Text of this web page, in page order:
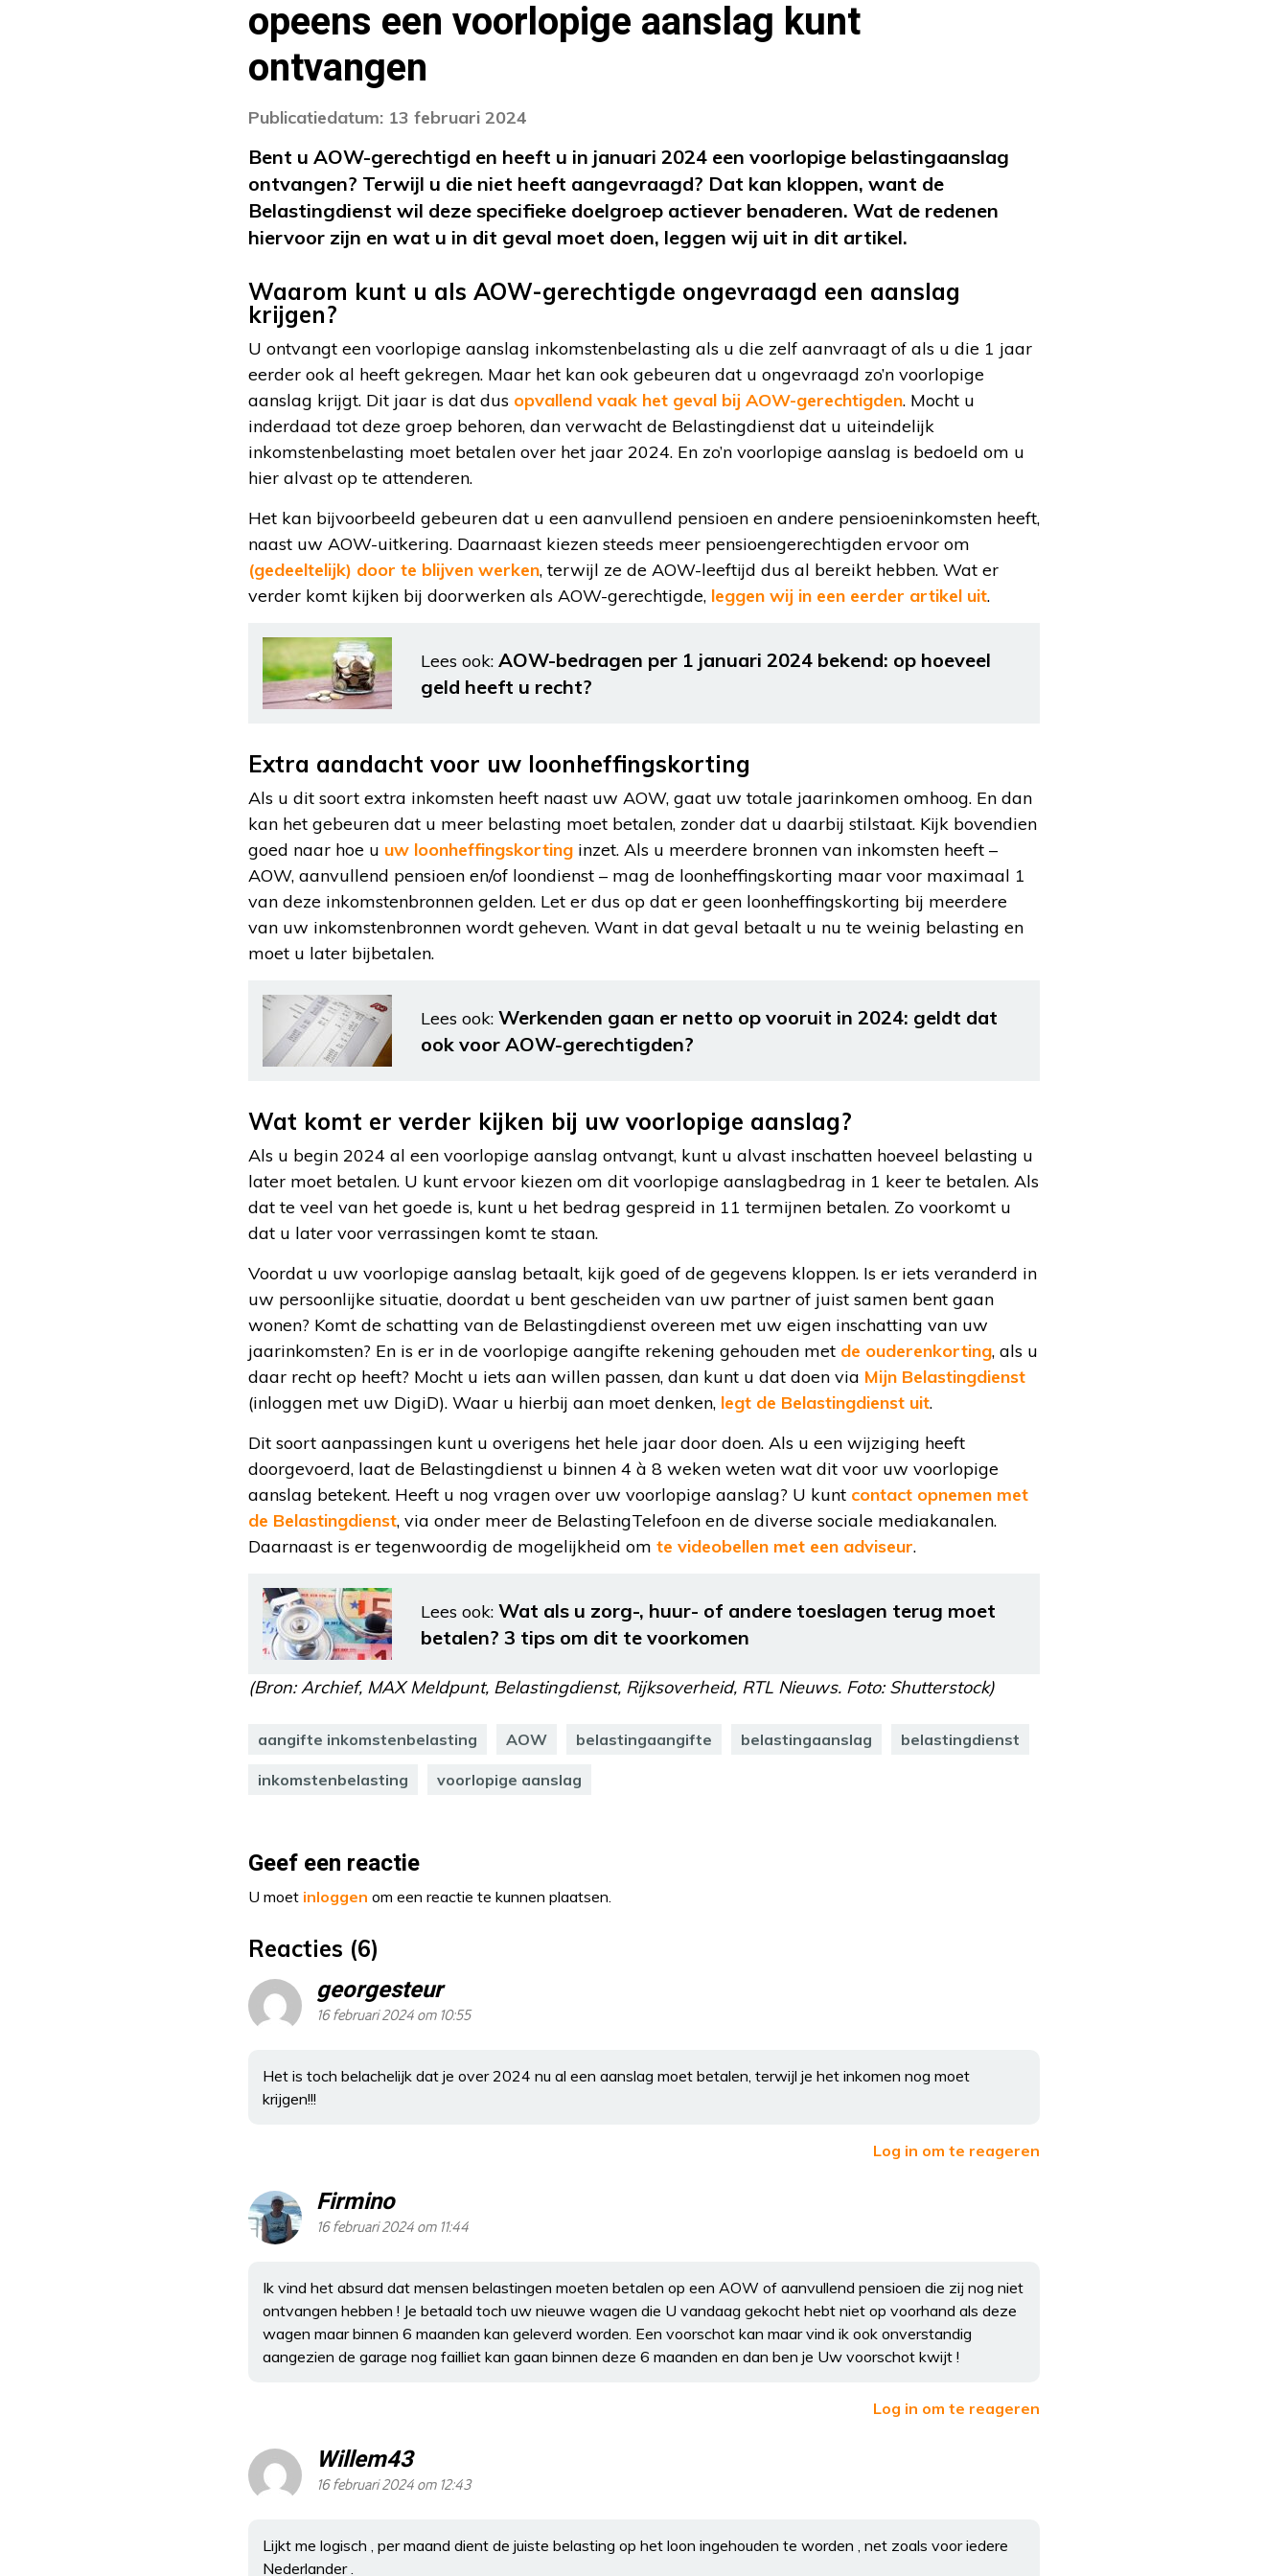
opeens een voorlopige aanslag kunt
ontvangen
Publicatiedatum: 13 februari 2024
Bent u AOW-gerechtigd en heeft u in januari 2024 een voorlopige belastingaanslag
ontvangen? Terwijl u die niet heeft aangevraagd? Dat kan kloppen, want de
Belastingdienst wil deze specifieke doelgroep actiever benaderen. Wat de redenen
hiervoor zijn en wat u in dit geval moet doen, leggen wij uit in dit artikel.
Waarom kunt u als AOW-gerechtigde ongevraagd een aanslag
krijgen?
U ontvangt een voorlopige aanslag inkomstenbelasting als u die zelf aanvraagt of als u die 1 jaar
eerder ook al heeft gekregen. Maar het kan ook gebeuren dat u ongevraagd zo’n voorlopige
aanslag krijgt. Dit jaar is dat dus opvallend vaak het geval bij AOW-gerechtigden. Mocht u
inderdaad tot deze groep behoren, dan verwacht de Belastingdienst dat u uiteindelijk
inkomstenbelasting moet betalen over het jaar 2024. En zo’n voorlopige aanslag is bedoeld om u
hier alvast op te attenderen.
Het kan bijvoorbeeld gebeuren dat u een aanvullend pensioen en andere pensioeninkomsten heeft,
naast uw AOW-uitkering. Daarnaast kiezen steeds meer pensioengerechtigden ervoor om
(gedeeltelijk) door te blijven werken, terwijl ze de AOW-leeftijd dus al bereikt hebben. Wat er
verder komt kijken bij doorwerken als AOW-gerechtigde, leggen wij in een eerder artikel uit.
Lees ook: AOW-bedragen per 1 januari 2024 bekend: op hoeveel
geld heeft u recht?
Extra aandacht voor uw loonheffingskorting
Als u dit soort extra inkomsten heeft naast uw AOW, gaat uw totale jaarinkomen omhoog. En dan
kan het gebeuren dat u meer belasting moet betalen, zonder dat u daarbij stilstaat. Kijk bovendien
goed naar hoe u uw loonheffingskorting inzet. Als u meerdere bronnen van inkomsten heeft –
AOW, aanvullend pensioen en/of loondienst – mag de loonheffingskorting maar voor maximaal 1
van deze inkomstenbronnen gelden. Let er dus op dat er geen loonheffingskorting bij meerdere
van uw inkomstenbronnen wordt geheven. Want in dat geval betaalt u nu te weinig belasting en
moet u later bijbetalen.
Lees ook: Werkenden gaan er netto op vooruit in 2024: geldt dat
ook voor AOW-gerechtigden?
Wat komt er verder kijken bij uw voorlopige aanslag?
Als u begin 2024 al een voorlopige aanslag ontvangt, kunt u alvast inschatten hoeveel belasting u
later moet betalen. U kunt ervoor kiezen om dit voorlopige aanslagbedrag in 1 keer te betalen. Als
dat te veel van het goede is, kunt u het bedrag gespreid in 11 termijnen betalen. Zo voorkomt u
dat u later voor verrassingen komt te staan.
Voordat u uw voorlopige aanslag betaalt, kijk goed of de gegevens kloppen. Is er iets veranderd in
uw persoonlijke situatie, doordat u bent gescheiden van uw partner of juist samen bent gaan
wonen? Komt de schatting van de Belastingdienst overeen met uw eigen inschatting van uw
jaarinkomsten? En is er in de voorlopige aangifte rekening gehouden met de ouderenkorting, als u
daar recht op heeft? Mocht u iets aan willen passen, dan kunt u dat doen via Mijn Belastingdienst
(inloggen met uw DigiD). Waar u hierbij aan moet denken, legt de Belastingdienst uit.
Dit soort aanpassingen kunt u overigens het hele jaar door doen. Als u een wijziging heeft
doorgevoerd, laat de Belastingdienst u binnen 4 à 8 weken weten wat dit voor uw voorlopige
aanslag betekent. Heeft u nog vragen over uw voorlopige aanslag? U kunt contact opnemen met
de Belastingdienst, via onder meer de BelastingTelefoon en de diverse sociale mediakanalen.
Daarnaast is er tegenwoordig de mogelijkheid om te videobellen met een adviseur.
Lees ook: Wat als u zorg-, huur- of andere toeslagen terug moet
betalen? 3 tips om dit te voorkomen
(Bron: Archief, MAX Meldpunt, Belastingdienst, Rijksoverheid, RTL Nieuws. Foto: Shutterstock)
aangifte inkomstenbelasting AOW belastingaangifte belastingaanslag belastingdienst
inkomstenbelasting voorlopige aanslag
Geef een reactie
U moet inloggen om een reactie te kunnen plaatsen.
Reacties (6)
georgesteur
16 februari 2024 om 10:55
Het is toch belachelijk dat je over 2024 nu al een aanslag moet betalen, terwijl je het inkomen nog moet
krijgen!!!
Log in om te reageren
Firmino
16 februari 2024 om 11:44
Ik vind het absurd dat mensen belastingen moeten betalen op een AOW of aanvullend pensioen die zij nog niet
ontvangen hebben ! Je betaald toch uw nieuwe wagen die U vandaag gekocht hebt niet op voorhand als deze
wagen maar binnen 6 maanden kan geleverd worden. Een voorschot kan maar vind ik ook onverstandig
aangezien de garage nog failliet kan gaan binnen deze 6 maanden en dan ben je Uw voorschot kwijt !
Log in om te reageren
Willem43
16 februari 2024 om 12:43
Lijkt me logisch , per maand dient de juiste belasting op het loon ingehouden te worden , net zoals voor iedere
Nederlander .